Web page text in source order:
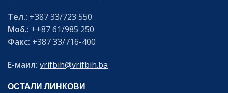
Тел.: +387 33/723 550
Моб.: ++87 61/985 250
Факс: +387 33/716-400
Е-маил: vrifbih@vrifbih.ba
ОСТАЛИ ЛИНКОВИ